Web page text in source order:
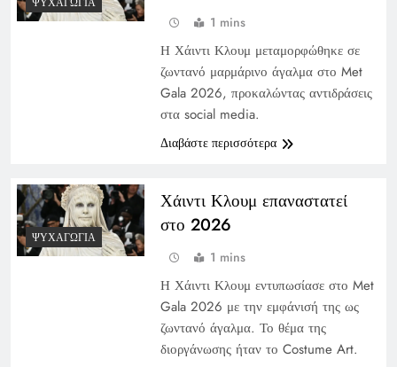
1 mins
Η Χάιντι Κλουμ μεταμορφώθηκε σε
ζωντανό μαρμάρινο άγαλμα στο Met
Gala 2026, προκαλώντας αντιδράσεις
στα social media.
Διαβάστε περισσότερα
ΨΥΧΑΓΩΓΊΑ
Χάιντι Κλουμ επαναστατεί
στο 2026
1 mins
Η Χάιντι Κλουμ εντυπωσίασε στο Met
Gala 2026 με την εμφάνισή της ως
ζωντανό άγαλμα. Το θέμα της
διοργάνωσης ήταν το Costume Art.